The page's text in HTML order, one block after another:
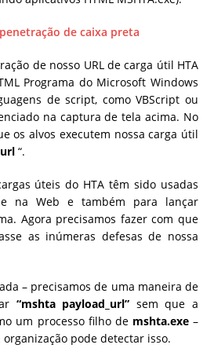
de nosso URL de carga útil HTA
Programa do Microsoft Windows
de script, como VBScript ou
na captura de tela acima. No
os alvos executem nossa carga útil
“.
úteis do HTA têm sido usadas
na Web e também para lançar
Agora precisamos fazer com que
as inúmeras defesas de nossa
– precisamos de uma maneira de
“mshta payload_url” sem que a
um processo filho de mshta.exe–
pode detectar isso.